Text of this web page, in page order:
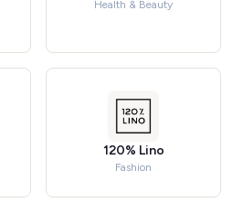
Health & Beauty
120% Lino
Fashion